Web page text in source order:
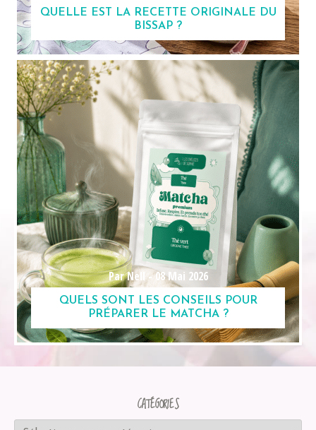
QUELLE EST LA RECETTE ORIGINALE DU
BISSAP ?
Par Nell -08 Mai 2026
QUELS SONT LES CONSEILS POUR
PRÉPARER LE MATCHA ?
CATÉGORIES